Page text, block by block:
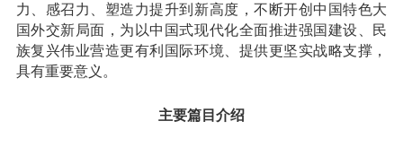
力、感召力、塑造力提升到新高度，不断开创中国特色大
国外交新局面，为以中国式现代化全面推进强国建设、民
族复兴伟业营造更有利国际环境、提供更坚实战略支撑，
具有重要意义。
主要篇目介绍